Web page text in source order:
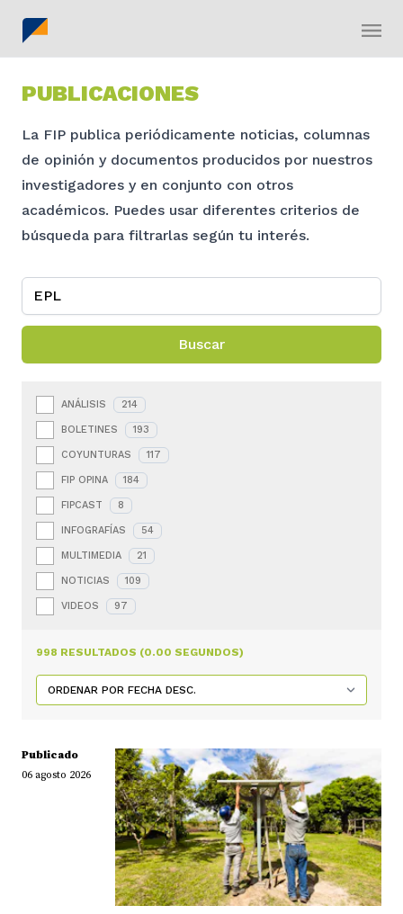
PUBLICACIONES
La FIP publica periódicamente noticias, columnas
de opinión y documentos producidos por nuestros
investigadores y en conjunto con otros
académicos. Puedes usar diferentes criterios de
búsqueda para filtrarlas según tu interés.
Buscar
ANÁLISIS 214
BOLETINES 193
COYUNTURAS 117
FIP OPINA 184
FIPCAST 8
INFOGRAFÍAS 54
MULTIMEDIA 21
NOTICIAS 109
VIDEOS 97
998 RESULTADOS (0.00 SEGUNDOS)
Publicado
06 agosto 2026